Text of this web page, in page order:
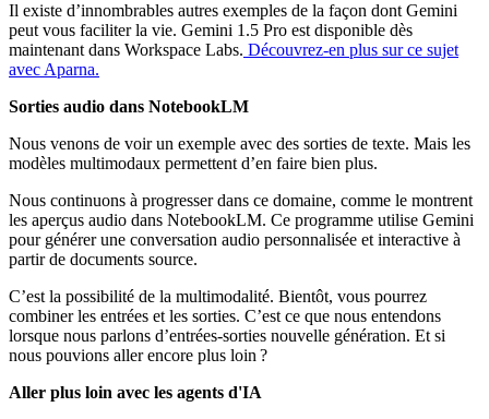
Il existe d’innombrables autres exemples de la façon dont Gemini
peut vous faciliter la vie. Gemini 1.5 Pro est disponible dès
maintenant dans Workspace Labs. Découvrez-en plus sur ce sujet
avec Aparna.
Sorties audio dans NotebookLM
Nous venons de voir un exemple avec des sorties de texte. Mais les
modèles multimodaux permettent d’en faire bien plus.
Nous continuons à progresser dans ce domaine, comme le montrent
les aperçus audio dans NotebookLM. Ce programme utilise Gemini
pour générer une conversation audio personnalisée et interactive à
partir de documents source.
C’est la possibilité de la multimodalité. Bientôt, vous pourrez
combiner les entrées et les sorties. C’est ce que nous entendons
lorsque nous parlons d’entrées-sorties nouvelle génération. Et si
nous pouvions aller encore plus loin ?
Aller plus loin avec les agents d'IA